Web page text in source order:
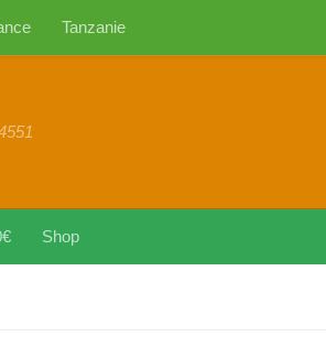
Tanzanie
Shop